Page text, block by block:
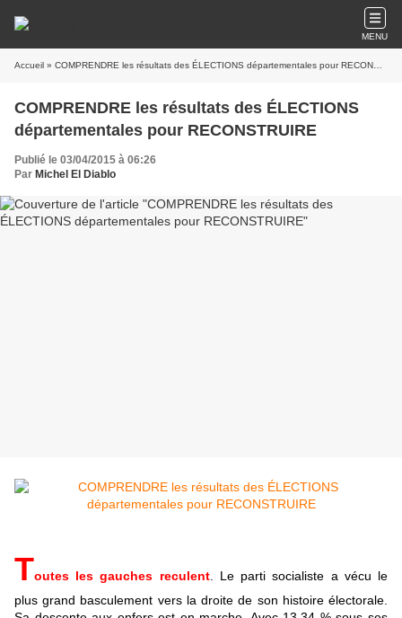
MENU
Accueil » COMPRENDRE les résultats des ÉLECTIONS départementales pour RECONSTRUIRE
COMPRENDRE les résultats des ÉLECTIONS
départementales pour RECONSTRUIRE
Publié le 03/04/2015 à 06:26
Par Michel El Diablo
Toutes les gauches reculent. Le parti socialiste a vécu le
plus grand basculement vers la droite de son histoire électorale.